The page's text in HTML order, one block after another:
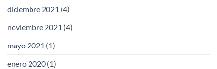
diciembre 2021 (4)
noviembre 2021 (4)
mayo 2021 (1)
enero 2020 (1)